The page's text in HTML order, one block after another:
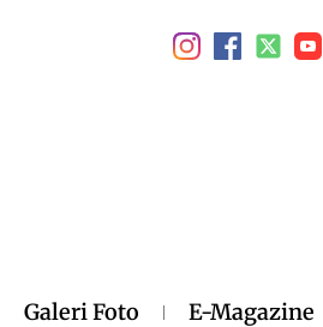
Galeri Foto E-Magazine